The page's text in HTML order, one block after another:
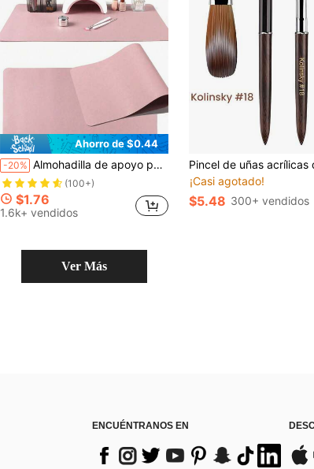
Ahorro de $0.44
-20% Almohadilla de apoyo para brazo de arte de uñas rosa coral impermeable con lima de uñas, tapete de manicura plegable resistente a manchas de 80*40CM, almohadilla multifuncional adecuada para arte de uñas, tatuajes y belleza dental
(100+)
$1.76
1.6k+ vendidos
¡Casi agotado!
$5.48 300+ vendidos
Ver Más
ENCUÉNTRANOS EN